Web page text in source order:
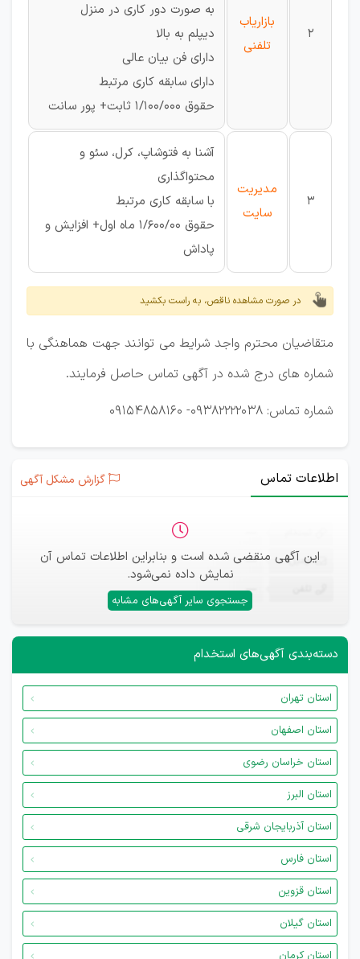
2
بازاریاب
تلفنی
به صورت دور کاری در منزل
دیپلم به بالا
دارای فن بیان عالی
دارای سابقه کاری مرتبط
حقوق 1/100/000 ثابت+ پور سانت
3
مدیریت
سایت
آشنا به فتوشاپ، کرل، سئو و
محتواگذاری
با سابقه کاری مرتبط
حقوق 1/600/00 ماه اول+ افزایش و
پاداش
در صورت مشاهده ناقص، به راست بکشید
متقاضیان محترم واجد شرایط می توانند جهت هماهنگی با
شماره های درج شده در آگهی تماس حاصل فرمایند.
شماره تماس: 09382222038- 09154858160
اطلاعات تماس گزارش مشکل آگهی
این آگهی منقضی شده است و بنابراین اطلاعات تماس آن
نمایش داده نمی‌شود.
جستجوی سایر آگهی‌های مشابه
ایمیل —
—
دسته‌بندی آگهی‌های استخدام
استان تهران
استان اصفهان
استان خراسان رضوی
استان البرز
استان آذربایجان شرقی
استان فارس
استان قزوین
استان گیلان
استان کرمان